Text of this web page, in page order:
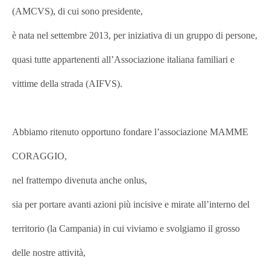
(AMCVS), di cui sono presidente,
è nata nel settembre 2013, per iniziativa di un gruppo di persone,
quasi tutte appartenenti all’Associazione italiana familiari e
vittime della strada (AIFVS).
Abbiamo ritenuto opportuno fondare l’associazione MAMME
CORAGGIO,
nel frattempo divenuta anche onlus,
sia per portare avanti azioni più incisive e mirate all’interno del
territorio (la Campania) in cui viviamo e svolgiamo il grosso
delle nostre attività,